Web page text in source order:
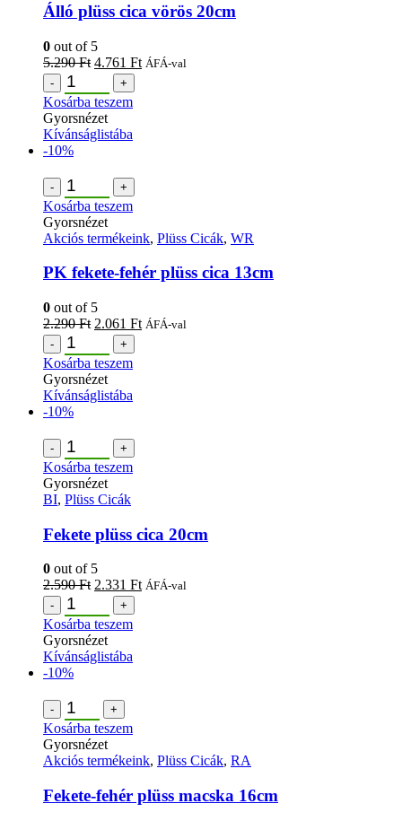
Álló plüss cica vörös 20cm
0 out of 5
5.290Ft 4.761 Ft ÁFÁ-val
-
+
Kosárba teszem
Gyorsnézet
Kívánságlistába
-10%
- +
Kosárba teszem
Gyorsnézet
Akciós termékeink, Plüss Cicák, WR
PK fekete-fehér plüss cica 13cm
0 out of 5
2.290Ft 2.061 Ft ÁFÁ-val
-
+
Kosárba teszem
Gyorsnézet
Kívánságlistába
-10%
- +
Kosárba teszem
Gyorsnézet
BI, Plüss Cicák
Fekete plüss cica 20cm
0 out of 5
2.590Ft 2.331 Ft ÁFÁ-val
-
+
Kosárba teszem
Gyorsnézet
Kívánságlistába
-10%
- +
Kosárba teszem
Gyorsnézet
Akciós termékeink, Plüss Cicák, RA
Fekete-fehér plüss macska 16cm